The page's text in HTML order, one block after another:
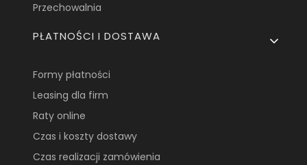
Przechowalnia
PŁATNOŚCI I DOSTAWA
Formy płatności
Leasing dla firm
Raty online
Czas i koszty dostawy
Czas realizacji zamówienia